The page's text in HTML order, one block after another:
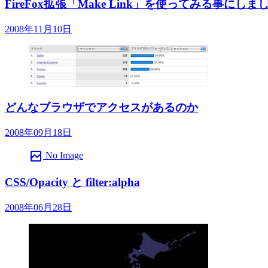
FireFox拡張「Make Link」を使ってみる事にしま
2008年11月10日
どんなブラウザでアクセスがあるのか
2008年09月18日
broken_image No Image
CSS/Opacity と filter:alpha
2008年06月28日